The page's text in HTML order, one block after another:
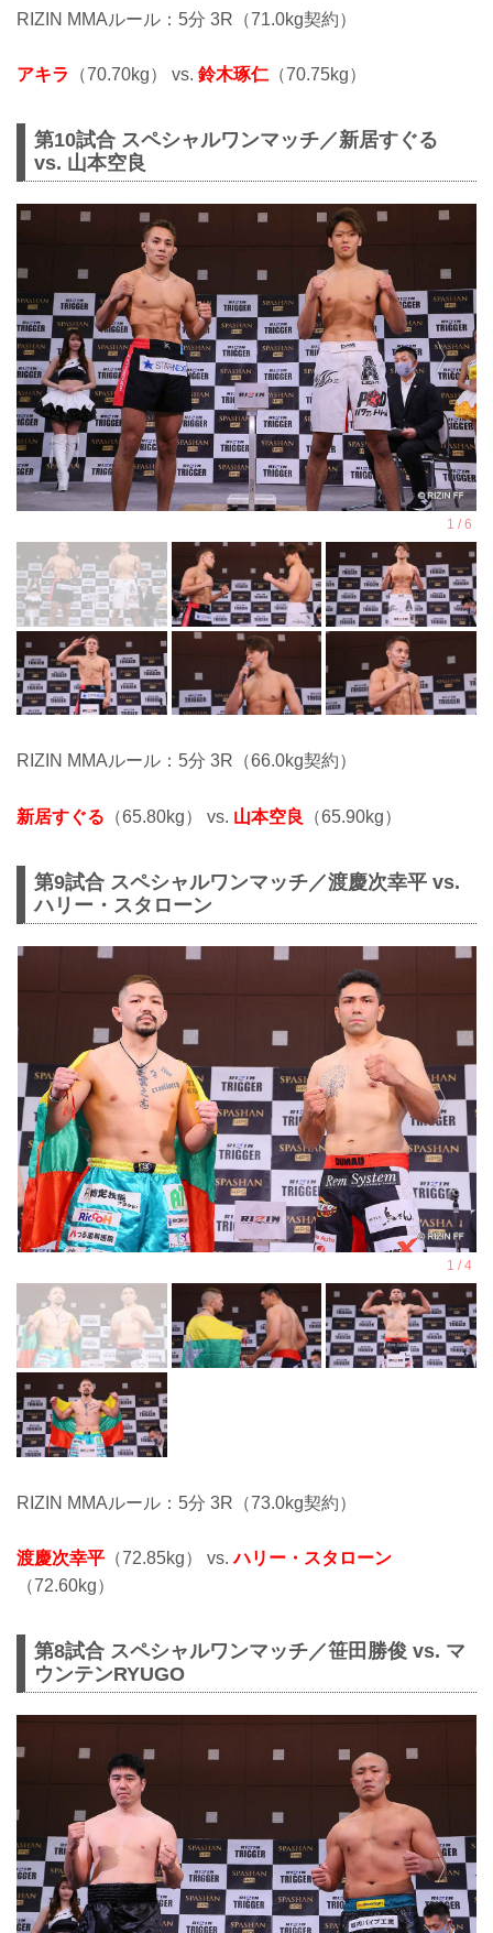
RIZIN MMAルール：5分 3R（71.0kg契約）
アキラ （70.70kg） vs. 鈴木琢仁 （70.75kg）
第10試合 スペシャルワンマッチ／新居すぐる
vs. 山本空良
RIZIN MMAルール：5分 3R（66.0kg契約）
新居すぐる （65.80kg） vs. 山本空良 （65.90kg）
第9試合 スペシャルワンマッチ／渡慶次幸平 vs.
ハリー・スタローン
RIZIN MMAルール：5分 3R（73.0kg契約）
渡慶次幸平 （72.85kg） vs.ハリー・スタローン
（72.60kg）
第8試合 スペシャルワンマッチ／笹田勝俊 vs. マ
ウンテンRYUGO